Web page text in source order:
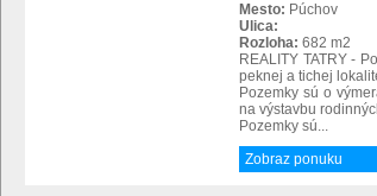
Mesto: Púchov
Ulica:
Rozloha: 682 m2
REALITY TATRY -
peknej a tichej
Pozemky sú o
na výstavbu
Pozemky sú...
Zobraz ponuku